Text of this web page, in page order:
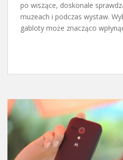
po wiszące, doskonale
muzeach i podczas wystaw.
gabloty może znacząco